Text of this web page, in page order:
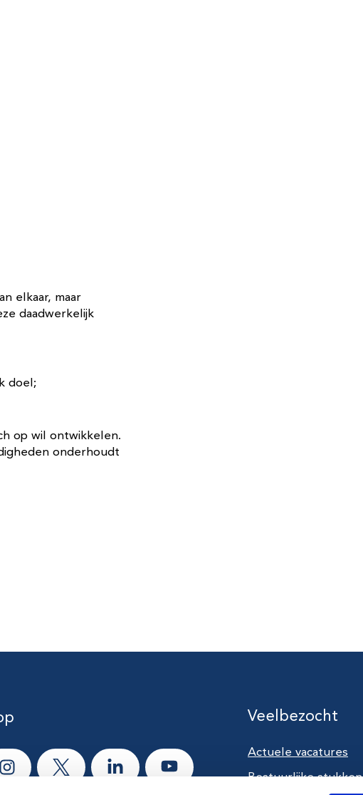
elkaar, maar
daadwerkelijk
doel;
op wil ontwikkelen.
onderhoudt
Ga naar Instagram
Ga naar XGa naar LinkedInGa naar Youtube
Veelbezocht
Actuele vacatures
Bestuurlijke stukken